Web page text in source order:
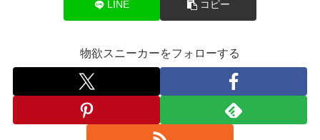
LINE コピー
物欲スニーカーをフォローする